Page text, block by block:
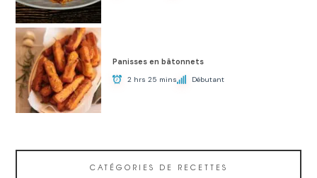
Panisses en bâtonnets
2 hrs 25 mins Débutant
CATÉGORIES DE RECETTES